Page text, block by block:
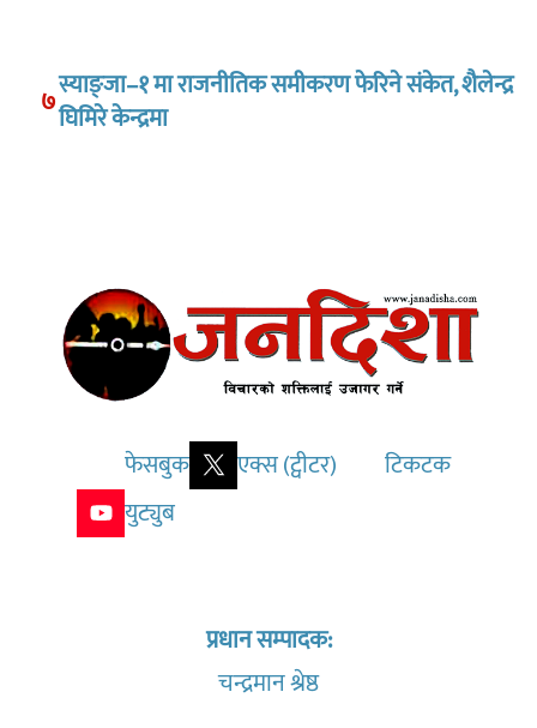
७स्याङ्जा–१ मा राजनीतिक समीकरण फेरिने संकेत, शैलेन्द्र
घिमिरे केन्द्रमा
फेसबुक एक्स (ट्वीटर)
टिकटक
युट्युब
प्रधान सम्पादक:
चन्द्रमान श्रेष्ठ